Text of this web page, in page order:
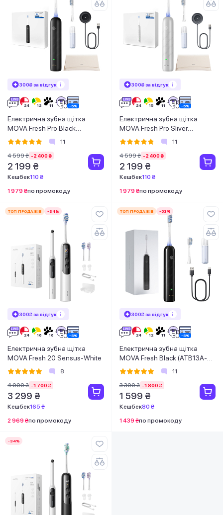
300₴ за відгук
Електрична зубна щітка
MOVA Fresh Pro Black
(ATB15A-BK)
11
4 599 ₴ -2 400 ₴
2 199 ₴
Кешбек110 ₴
1 979 ₴по промокоду
300₴ за відгук
Електрична зубна щітка
MOVA Fresh Pro Sliver
(ATB15A-SIL)
11
4 599 ₴ -2 400 ₴
2 199 ₴
Кешбек110 ₴
1 979 ₴по промокоду
ТОП ПРОДАЖІВ -34%
300₴ за відгук
Електрична зубна щітка
MOVA Fresh 20 Sensus-White
8
4 999 ₴ -1 700 ₴
3 299 ₴
Кешбек165 ₴
2 969 ₴по промокоду
ТОП ПРОДАЖІВ -53%
300₴ за відгук
Електрична зубна щітка
MOVA Fresh Black (ATB13A-
BK)
11
3 399 ₴ -1 800 ₴
1 599 ₴
Кешбек80 ₴
1 439 ₴по промокоду
-34%